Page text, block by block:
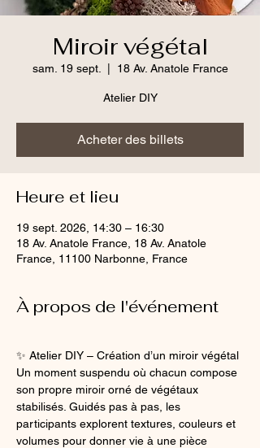
Miroir végétal
sam. 19 sept. 18 Av. Anatole France
Atelier DIY
Acheter des billets
Heure et lieu
19 sept. 2026, 14:30 – 16:30
18 Av. Anatole France, 18 Av. Anatole
France, 11100 Narbonne, France
À propos de l'événement
✨ Atelier DIY – Création d’un miroir végétal
Un moment suspendu où chacun compose
son propre miroir orné de végétaux
stabilisés. Guidés pas à pas, les
participants explorent textures, couleurs et
volumes pour donner vie à une pièce